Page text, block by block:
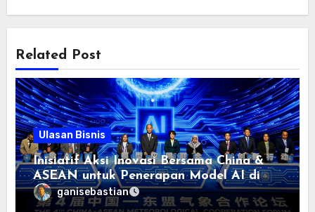
Related Post
Ulasan Bisnis
Inisiatif Aksi Inovasi Bersama China &
ASEAN untuk Penerapan Model AI di
bidang Meteorologi diluncurkan
ganisebastian